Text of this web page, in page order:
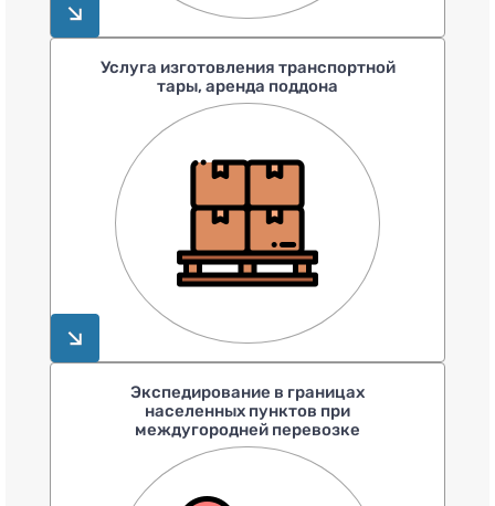
Услуга изготовления транспортной
тары, аренда поддона
Экспедирование в границах
населенных пунктов при
междугородней перевозке